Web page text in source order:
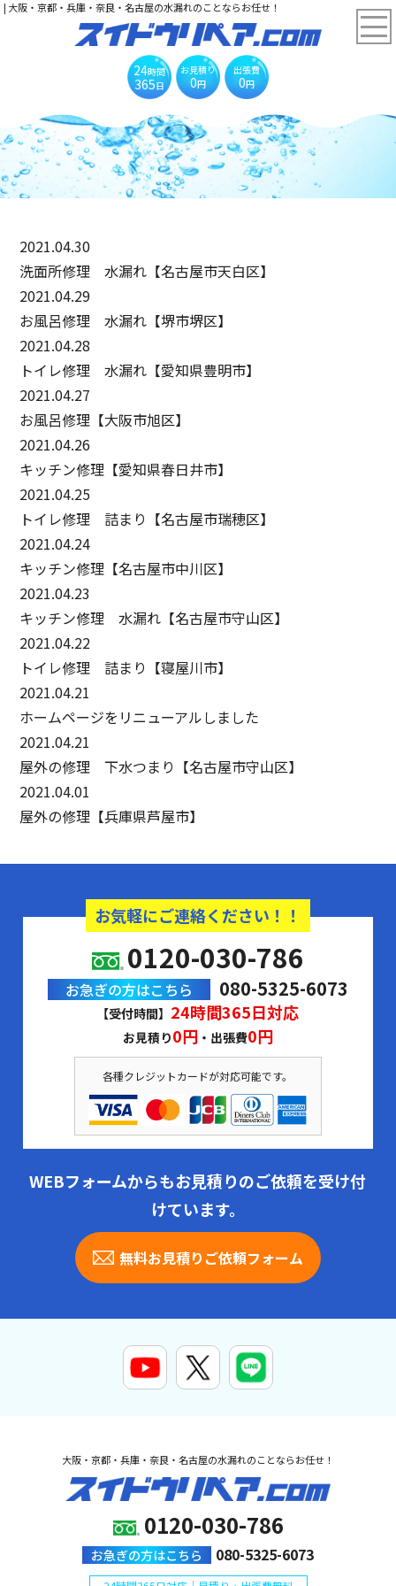
| 大阪・京都・兵庫・奈良・名古屋の水漏れのことならお任せ！
24時間
365日
お見積り
0円
出張費
0円
2021.04.30
洗面所修理 水漏れ【名古屋市天白区】
2021.04.29
お風呂修理 水漏れ【堺市堺区】
2021.04.28
トイレ修理 水漏れ【愛知県豊明市】
2021.04.27
お風呂修理【大阪市旭区】
2021.04.26
キッチン修理【愛知県春日井市】
2021.04.25
トイレ修理 詰まり【名古屋市瑞穂区】
2021.04.24
キッチン修理【名古屋市中川区】
2021.04.23
キッチン修理 水漏れ【名古屋市守山区】
2021.04.22
トイレ修理 詰まり【寝屋川市】
2021.04.21
ホームページをリニューアルしました
2021.04.21
屋外の修理 下水つまり【名古屋市守山区】
2021.04.01
屋外の修理【兵庫県芦屋市】
お気軽にご連絡ください！！
0120-030-786
お急ぎの方はこちら 080-5325-6073
【受付時間】 24時間365日対応
お見積り0円 ・出張費0円
各種クレジットカードが対応可能です。
WEBフォームからもお見積りのご依頼を受け付
けています。
無料お見積りご依頼フォーム
大阪・京都・兵庫・奈良・名古屋の水漏れのことならお任せ！
0120-030-786
お急ぎの方はこちら 080-5325-6073